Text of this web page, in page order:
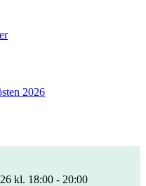
2026
kl. 18:00 - 20:00